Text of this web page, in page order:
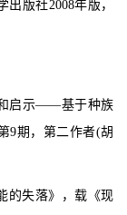
出版社2008年版，
和启示——基于种族
9期，第二作者(胡
的失落》，载《现